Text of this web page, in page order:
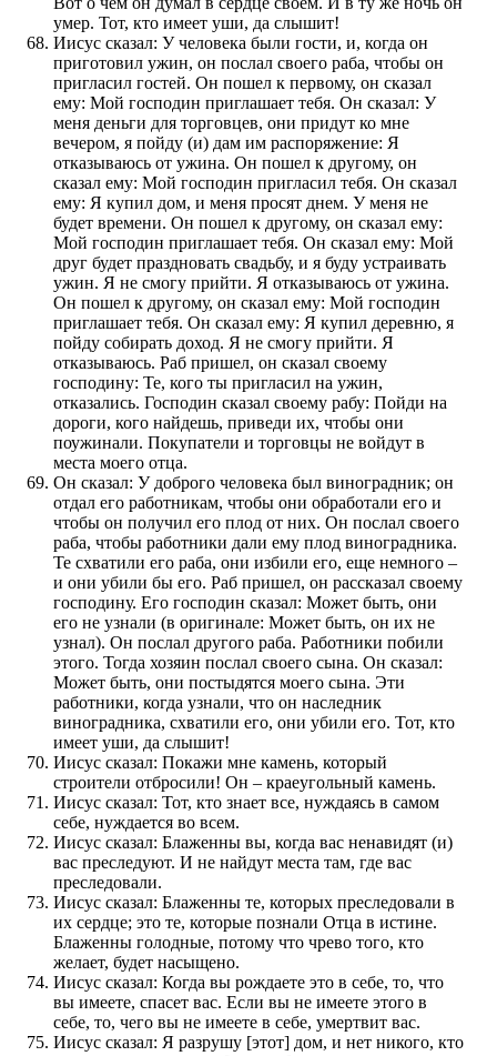
умер. Тот, кто имеет уши, да слышит!
Иисус сказал: У человека были гости, и, когда он
приготовил ужин, он послал своего раба, чтобы он
пригласил гостей. Он пошел к первому, он сказал
ему: Мой господин приглашает тебя. Он сказал: У
меня деньги для торговцев, они придут ко мне
вечером, я пойду (и) дам им распоряжение: Я
отказываюсь от ужина. Он пошел к другому, он
сказал ему: Мой господин пригласил тебя. Он сказал
ему: Я купил дом, и меня просят днем. У меня не
будет времени. Он пошел к другому, он сказал ему:
Мой господин приглашает тебя. Он сказал ему: Мой
друг будет праздновать свадьбу, и я буду устраивать
ужин. Я не смогу прийти. Я отказываюсь от ужина.
Он пошел к другому, он сказал ему: Мой господин
приглашает тебя. Он сказал ему: Я купил деревню, я
пойду собирать доход. Я не смогу прийти. Я
отказываюсь. Раб пришел, он сказал своему
господину: Те, кого ты пригласил на ужин,
отказались. Господин сказал своему рабу: Пойди на
дороги, кого найдешь, приведи их, чтобы они
поужинали. Покупатели и торговцы не войдут в
места моего отца.
Он сказал: У доброго человека был виноградник; он
отдал его работникам, чтобы они обработали его и
чтобы он получил его плод от них. Он послал своего
раба, чтобы работники дали ему плод виноградника.
Те схватили его раба, они избили его, еще немного –
и они убили бы его. Раб пришел, он рассказал своему
господину. Его господин сказал: Может быть, они
его не узнали (в оригинале: Может быть, он их не
узнал). Он послал другого раба. Работники побили
этого. Тогда хозяин послал своего сына. Он сказал:
Может быть, они постыдятся моего сына. Эти
работники, когда узнали, что он наследник
виноградника, схватили его, они убили его. Тот, кто
имеет уши, да слышит!
Иисус сказал: Покажи мне камень, который
строители отбросили! Он – краеугольный камень.
Иисус сказал: Тот, кто знает все, нуждаясь в самом
себе, нуждается во всем.
Иисус сказал: Блаженны вы, когда вас ненавидят (и)
вас преследуют. И не найдут места там, где вас
преследовали.
Иисус сказал: Блаженны те, которых преследовали в
их сердце; это те, которые познали Отца в истине.
Блаженны голодные, потому что чрево того, кто
желает, будет насыщено.
Иисус сказал: Когда вы рождаете это в себе, то, что
вы имеете, спасет вас. Если вы не имеете этого в
себе, то, чего вы не имеете в себе, умертвит вас.
Иисус сказал: Я разрушу [этот] дом, и нет никого, кто